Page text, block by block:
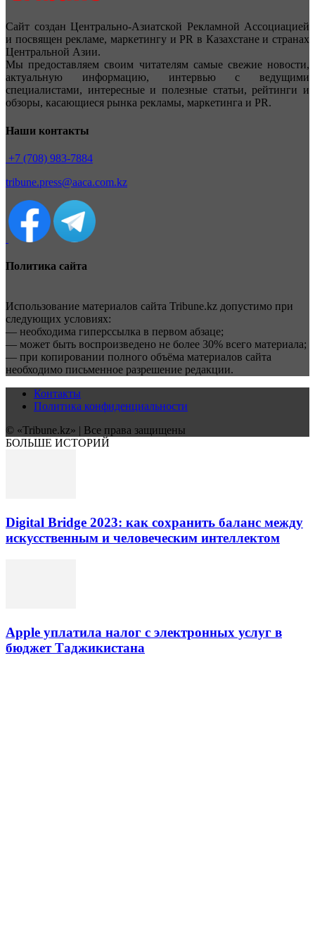
Сайт создан Центрально-Азиатской Рекламной Ассоциацией
и посвящен рекламе, маркетингу и PR в Казахстане и странах
Центральной Азии.
Мы предоставляем своим читателям самые свежие новости,
актуальную информацию, интервью с ведущими
специалистами, интересные и полезные статьи, рейтинги и
обзоры, касающиеся рынка рекламы, маркетинга и PR.
Наши контакты
+7 (708) 983-7884
tribune.press@aaca.com.kz
Политика сайта
Использование материалов сайта Tribune.kz допустимо при
следующих условиях:
— необходима гиперссылка в первом абзаце;
— может быть воспроизведено не более 30% всего материала;
— при копировании полного объёма материалов сайта
необходимо письменное разрешение редакции.
Контакты
Политика конфиденциальности
© «Tribune.kz» | Все права защищены
БОЛЬШЕ ИСТОРИЙ
Digital Bridge 2023: как сохранить баланс между
искусственным и человеческим интеллектом
Apple уплатила налог с электронных услуг в
бюджет Таджикистана